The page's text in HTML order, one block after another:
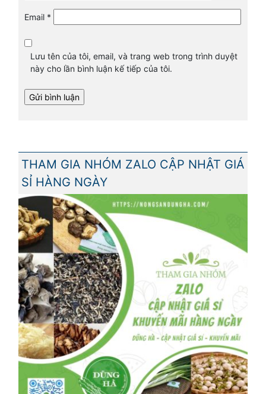
Email *
Lưu tên của tôi, email, và trang web trong trình duyệt
này cho lần bình luận kế tiếp của tôi.
THAM GIA NHÓM ZALO CẬP NHẬT GIÁ
SỈ HÀNG NGÀY